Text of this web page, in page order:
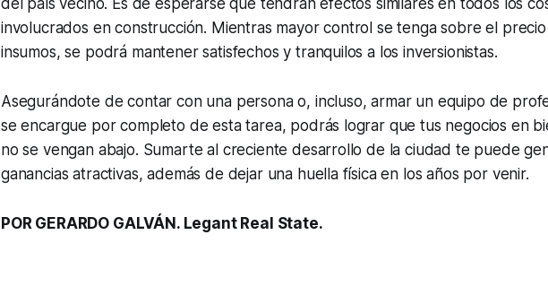
del país vecino. Es de esperarse que tendrán efectos similares en todos los
involucrados en construcción. Mientras mayor control se tenga sobre el
insumos, se podrá mantener satisfechos y tranquilos a los inversionistas.
Asegurándote de contar con una persona o, incluso, armar un equipo de
se encargue por completo de esta tarea, podrás lograr que tus negocios en
no se vengan abajo. Sumarte al creciente desarrollo de la ciudad te puede
ganancias atractivas, además de dejar una huella física en los años por venir.
POR GERARDO GALVÁN. Legant Real State.